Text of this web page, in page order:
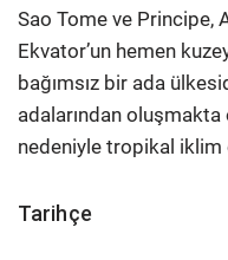
Sao Tome ve Principe,
Ekvator’un hemen
bağımsız bir ada
adalarından oluşmakta
nedeniyle tropikal
Tarihçe